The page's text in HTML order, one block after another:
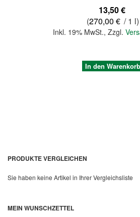
13,50 €
(270,00 € / 1 l)
Inkl. 19% MwSt., Zzgl.
Quickview
In den Warenkorb
PRODUKTE VERGLEICHEN
Sie haben keine Artikel in Ihrer Vergleichsliste
MEIN WUNSCHZETTEL